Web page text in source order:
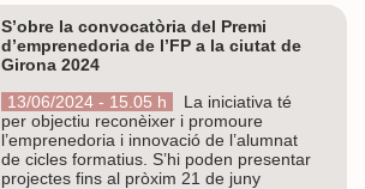
S’obre la convocatòria del Premi
d’emprenedoria de l’FP a la ciutat de
Girona 2024
13/06/2024 - 15.05 h
La iniciativa té
per objectiu reconèixer i promoure
l’emprenedoria i innovació de l’alumnat
de cicles formatius. S’hi poden presentar
projectes fins al pròxim 21 de juny